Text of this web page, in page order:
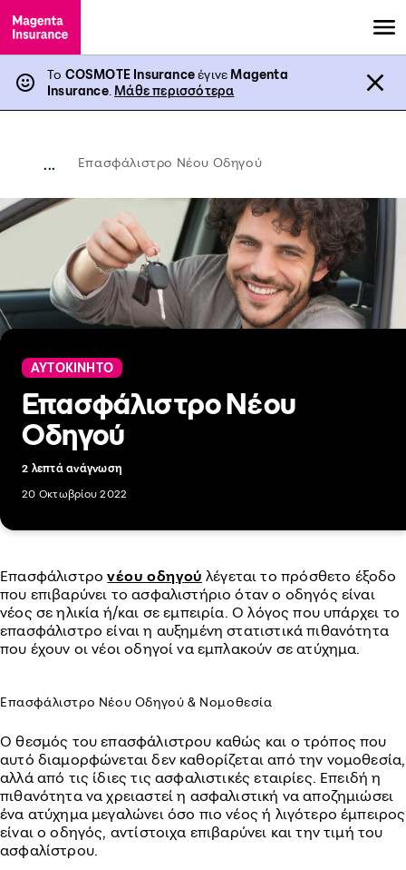
Το COSMOTE InsuranceέγινεMagenta
Insurance. Μάθε περισσότερα
... Επασφάλιστρο Νέου Οδηγού
ΑΥΤΟΚΙΝΗΤΟ
Επασφάλιστρο Νέου
Οδηγού
2 λεπτά ανάγνωση
20 Οκτωβρίου 2022
Επασφάλιστρονέου οδηγού λέγεται το πρόσθετο έξοδο
που επιβαρύνει το ασφαλιστήριο όταν ο οδηγός είναι
νέος σε ηλικία ή/και σε εμπειρία. Ο λόγος που υπάρχει το
επασφάλιστρο είναι η αυξημένη στατιστικά πιθανότητα
που έχουν οι νέοι οδηγοί να εμπλακούν σε ατύχημα.
Επασφάλιστρο Νέου Οδηγού & Νομοθεσία
Ο θεσμός του επασφάλιστρου καθώς και ο τρόπος που
αυτό διαμορφώνεται δεν καθορίζεται από την νομοθεσία,
αλλά από τις ίδιες τις ασφαλιστικές εταιρίες. Επειδή η
πιθανότητα να χρειαστεί η ασφαλιστική να αποζημιώσει
ένα ατύχημα μεγαλώνει όσο πιο νέος ή λιγότερο έμπειρος
είναι ο οδηγός, αντίστοιχα επιβαρύνει και την τιμή του
ασφαλίστρου.